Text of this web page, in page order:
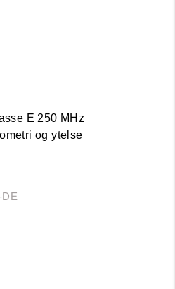
E 250 MHz
og ytelse